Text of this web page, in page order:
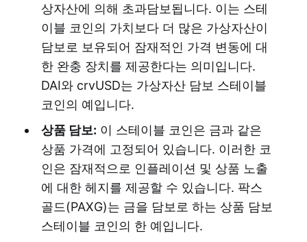
상자산에 의해 초과담보됩니다. 이는 스테
이블 코인의 가치보다 더 많은 가상자산이
담보로 보유되어 잠재적인 가격 변동에 대
한 완충 장치를 제공한다는 의미입니다.
DAI와 crvUSD는 가상자산 담보 스테이블
코인의 예입니다.
상품 담보: 이 스테이블 코인은 금과 같은
상품 가격에 고정되어 있습니다. 이러한 코
인은 잠재적으로 인플레이션 및 상품 노출
에 대한 헤지를 제공할 수 있습니다. 팍스
골드(PAXG)는 금을 담보로 하는 상품 담보
스테이블 코인의 한 예입니다.